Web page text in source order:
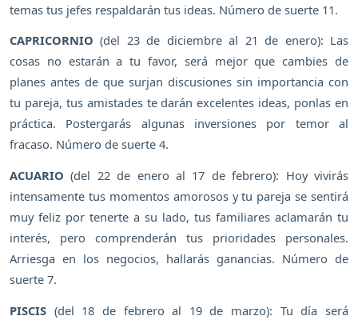
temas tus jefes respaldarán tus ideas. Número de suerte 11.
CAPRICORNIO (del 23 de diciembre al 21 de enero): Las
cosas no estarán a tu favor, será mejor que cambies de
planes antes de que surjan discusiones sin importancia con
tu pareja, tus amistades te darán excelentes ideas, ponlas en
práctica. Postergarás algunas inversiones por temor al
fracaso. Número de suerte 4.
ACUARIO (del 22 de enero al 17 de febrero): Hoy vivirás
intensamente tus momentos amorosos y tu pareja se sentirá
muy feliz por tenerte a su lado, tus familiares aclamarán tu
interés, pero comprenderán tus prioridades personales.
Arriesga en los negocios, hallarás ganancias. Número de
suerte 7.
PISCIS (del 18 de febrero al 19 de marzo): Tu día será